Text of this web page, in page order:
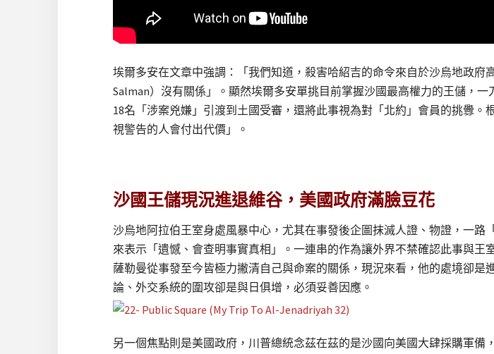
埃爾多安在文章中強調：「我們知道，殺害哈紹吉的命令來自於沙烏地政
Salman）沒有關係」。顯然埃爾多安單挑目前掌握沙國最高權力的王儲，
18名「涉案兇嫌」引渡到土國受審，還將此事視為對「北約」會員的挑釁
視警告的人會付出代價」。
沙國王儲現況進退維谷，美國政府滿臉豆花
沙烏地阿拉伯王室身處風暴中心，尤其在事發後企圖抹滅人證、物證，一
來表示「遺憾、會查明事實真相」。一連串的作為讓外界不禁確認此事與
薩勒曼從事發至今皆極力撇清自己與命案的關係，現況來看，他的處境卻
論、外交系統的圍攻卻是與日俱增，必須妥善因應。
另一個焦點則是美國政府，川普總統念茲在茲的是沙國向美國大肆採購軍